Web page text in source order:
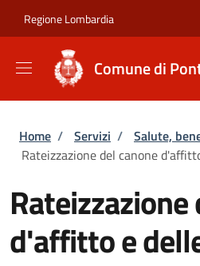
Regione Lombardia
Comune di
Briciole di pane
Home / Servizi / Salute,
Rateizzazione del canone
d'affitto e